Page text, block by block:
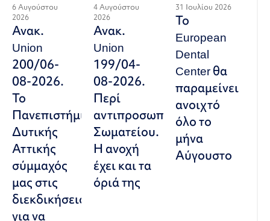
6 Αυγούστου
2026
Ανακ.
Union
200/06-
08-2026.
Το
Πανεπιστήμιο
Δυτικής
Αττικής
σύμμαχός
μας στις
διεκδικήσεις,
για να
4 Αυγούστου
2026
Ανακ.
Union
199/04-
08-2026.
Περί
αντιπροσωπευτικού
Σωματείου.
Η ανοχή
έχει και τα
όριά της
31 Ιουλίου 2026
Το
European
Dental
Center θα
παραμείνει
ανοιχτό
όλο το
μήνα
Αύγουστο